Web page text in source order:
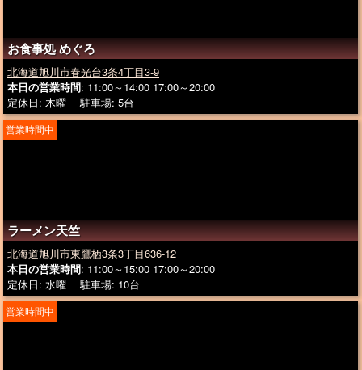
お食事処 めぐろ
北海道旭川市春光台3条4丁目3-9
本日の営業時間: 11:00～14:00 17:00～20:00
定休日: 木曜 駐車場: 5台
ラーメン天竺
営業時間中
北海道旭川市東鷹栖3条3丁目636-12
本日の営業時間: 11:00～15:00 17:00～20:00
定休日: 水曜 駐車場: 10台
営業時間中